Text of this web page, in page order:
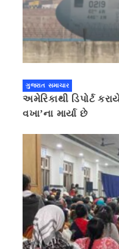
ગુજરાત સમાચાર
અમેરિકાથી ડિપોર્ટ
વખા’ના માર્યા છે